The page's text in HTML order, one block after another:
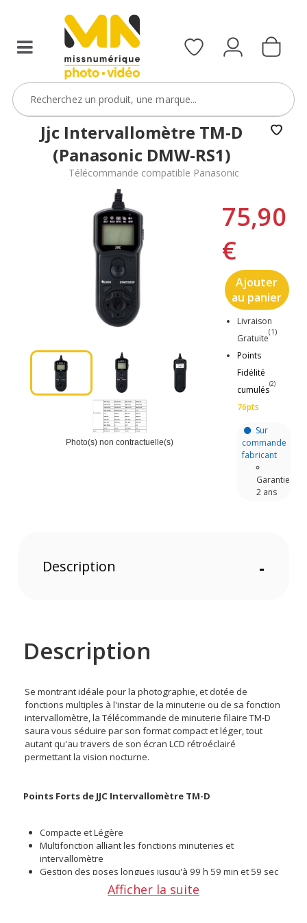
Jjc Intervallomètre TM-D
(Panasonic DMW-RS1)
Télécommande compatible Panasonic
Photo(s) non contractuelle(s)
75,90
€
Ajouter
au panier
Livraison
Gratuite
(1)
Points
Fidélité
cumulés
(2)
76pts
Sur
commande
fabricant
Garantie
2 ans
Description -
Description
Se montrant idéale pour la photographie, et dotée de
fonctions multiples à l'instar de la minuterie ou de sa fonction
intervallomètre, la Télécommande de minuterie filaire TM-D
saura vous séduire par son format compact et léger, tout
autant qu'au travers de son écran LCD rétroéclairé
permettant la vision nocturne.
Points Forts de JJC Intervallomètre TM-D
Compacte et Légère
Multifonction alliant les fonctions minuteries et
intervallomètre
Gestion des poses longues jusqu'à 99 h 59 min et 59 sec
Permet d'éviter les effets de tremblements lors de la prise
Afficher la suite